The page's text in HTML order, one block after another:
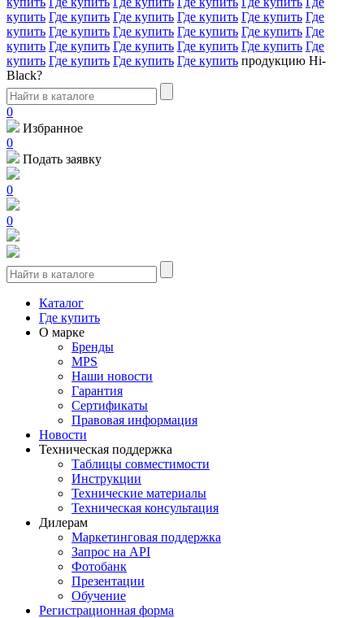
купить Где купить Где купить Где купить Где купить Где
купить Где купить Где купить Где купить Где купить Где
купить Где купить Где купить Где купить Где купить Где
купить Где купить Где купить Где купить продукцию Hi-
Black?
0
Избранное
0
Подать заявку
0
0
Каталог
Где купить
О марке
Бренды
MPS
Наши новости
Гарантия
Сертификаты
Правовая информация
Новости
Техническая поддержка
Таблицы совместимости
Инструкции
Технические материалы
Техническая консультация
Дилерам
Маркетинговая поддержка
Запрос на API
Фотобанк
Презентации
Обучение
Регистрационная форма